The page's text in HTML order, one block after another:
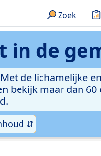
Zoek
in de
de lichamelijke
bekijk maar dan
⇵